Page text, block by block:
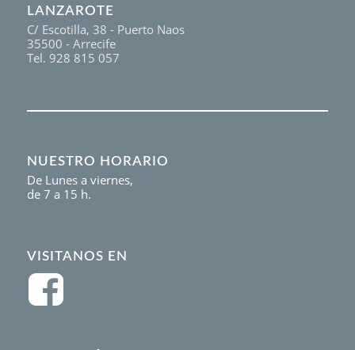
LANZAROTE
C/ Escotilla, 38 - Puerto Naos
35500 - Arrecife
Tel. 928 815 057
NUESTRO HORARIO
De Lunes a viernes,
de 7 a 15 h.
VISITANOS EN